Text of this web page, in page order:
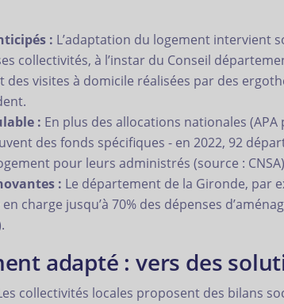
: L’adaptation du logement intervient
collectivités, à l’instar du Conseil
des visites à domicile réalisées par des
: En plus des allocations nationales (APA
des fonds spécifiques - en 2022, 92
pour leurs administrés (source :
: Le département de la Gironde, par
charge jusqu’à 70% des dépenses
adapté : vers des
collectivités locales proposent des bilans